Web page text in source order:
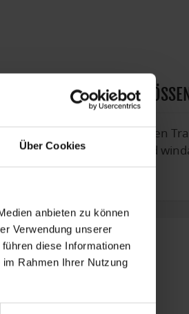
Über Cookies
anbieten zu können
Verwendung unserer
diese Informationen
Rahmen Ihrer Nutzung
Stepp-Optik und hohen
Sie besitzen wasser- und